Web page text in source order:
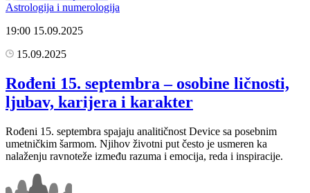
Astrologija i numerologija
19:00 15.09.2025
15.09.2025
Rođeni 15. septembra – osobine ličnosti,
ljubav, karijera i karakter
Rođeni 15. septembra spajaju analitičnost Device sa posebnim
umetničkim šarmom. Njihov životni put često je usmeren ka
nalaženju ravnoteže između razuma i emocija, reda i inspiracije.